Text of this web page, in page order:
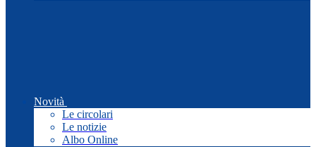
Novità
Le circolari
Le notizie
Albo Online